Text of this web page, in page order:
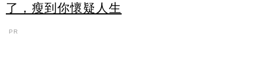
了，瘦到你懷疑人生
PR